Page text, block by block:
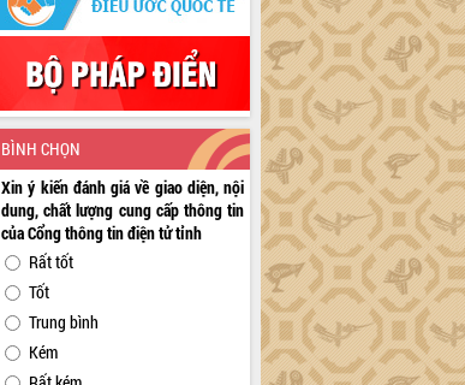
BÌNH CHỌN
Xin ý kiến đánh giá về giao diện, nội
dung, chất lượng cung cấp thông tin
của Cổng thông tin điện tử tỉnh
Rất tốt
Tốt
Trung bình
Kém